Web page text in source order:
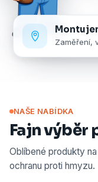
Zaměření,
NAŠE NABÍDKA
Fajn výběr
Oblíbené produkty
ochranu proti hmyzu.